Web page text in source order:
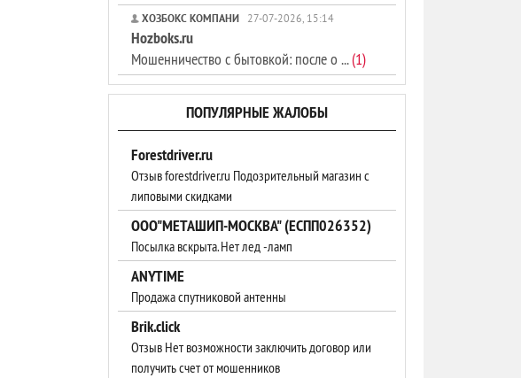
ХОЗБОКС КОМПАНИ 27-07-2026, 15:14
Hozboks.ru
Мошенничество с бытовкой: после о ...(1)
ПОПУЛЯРНЫЕ ЖАЛОБЫ
Forestdriver.ru
Отзыв forestdriver.ru Подозрительный магазин с
липовыми скидками
ООО"МЕТАШИП-МОСКВА" (ЕСПП026352)
Посылка вскрыта. Нет лед -ламп
ANYTIME
Продажа спутниковой антенны
Brik.click
Отзыв Нет возможности заключить договор или
получить счет от мошенников